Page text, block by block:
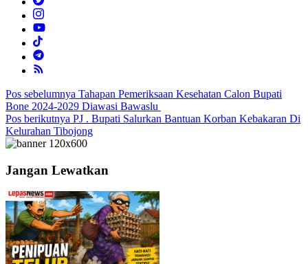
Navigasi
pos
Pos sebelumnya Tahapan Pemeriksaan Kesehatan Calon Bupati
Bone 2024-2029 Diawasi Bawaslu
Pos berikutnya PJ . Bupati Salurkan Bantuan Korban Kebakaran Di
Kelurahan Tibojong
Jangan Lewatkan